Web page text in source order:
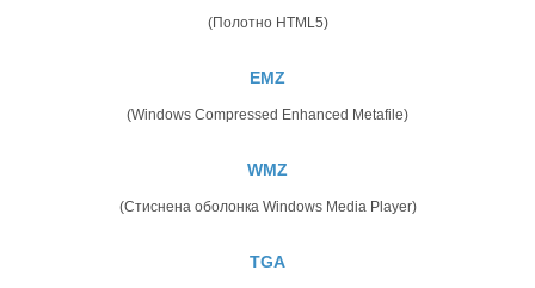
(Полотно HTML5)
EMZ
(Windows Compressed Enhanced Metafile)
WMZ
(Стиснена оболонка Windows Media Player)
TGA